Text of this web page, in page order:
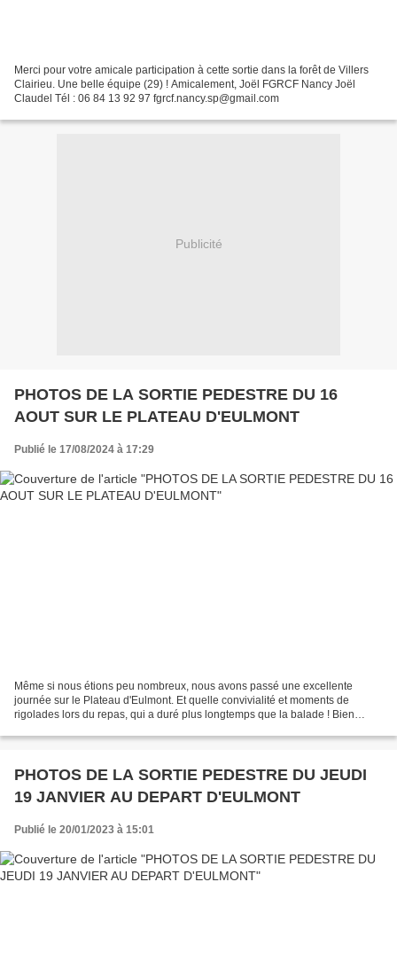
Merci pour votre amicale participation à cette sortie dans la forêt de Villers
Clairieu. Une belle équipe (29) ! Amicalement, Joël FGRCF Nancy Joël
Claudel Tél : 06 84 13 92 97 fgrcf.nancy.sp@gmail.com
Publicité
PHOTOS DE LA SORTIE PEDESTRE DU 16
AOUT SUR LE PLATEAU D'EULMONT
Publié le 17/08/2024 à 17:29
Même si nous étions peu nombreux, nous avons passé une excellente
journée sur le Plateau d'Eulmont. Et quelle convivialité et moments de
rigolades lors du repas, qui a duré plus longtemps que la balade ! Bien
PHOTOS DE LA SORTIE PEDESTRE DU JEUDI
19 JANVIER AU DEPART D'EULMONT
Publié le 20/01/2023 à 15:01